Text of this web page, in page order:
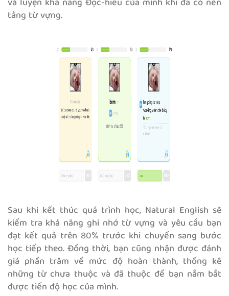
và luyện khả năng Đọc-hiểu của mình khi đã có nền
tảng từ vựng.
Sau khi kết thúc quá trình học, Natural English sẽ
kiểm tra khả năng ghi nhớ từ vựng và yêu cầu bạn
đạt kết quả trên 80% trước khi chuyển sang bước
học tiếp theo. Đồng thời, bạn cũng nhận được đánh
giá phần trăm về mức độ hoàn thành, thống kê
những từ chưa thuộc và đã thuộc để bạn nắm bắt
được tiến độ học của mình.